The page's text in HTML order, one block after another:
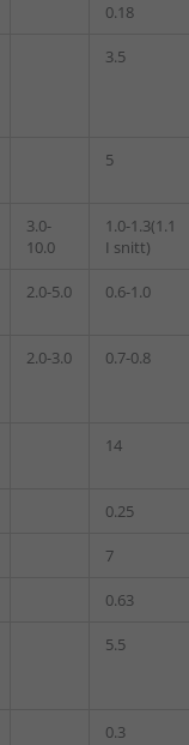
0.18
3.5
5
3.0-
10.0
1.0-1.3(1.1
I snitt)
2.0-5.0 0.6-1.0
2.0-3.0 0.7-0.8
14
0.25
7
0.63
5.5
0.3